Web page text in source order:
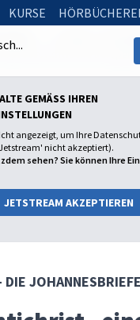
KURSE HÖRBÜCHEREI
Ja Jesus - Die
protestantische
GEMÄSS IHREN D
angezeigt, um Ihre
nicht akzeptiert).
sehen? Sie können Ihre
JETSTREAM AKZEPTIEREN
DIE JOHANNESBRIEFE